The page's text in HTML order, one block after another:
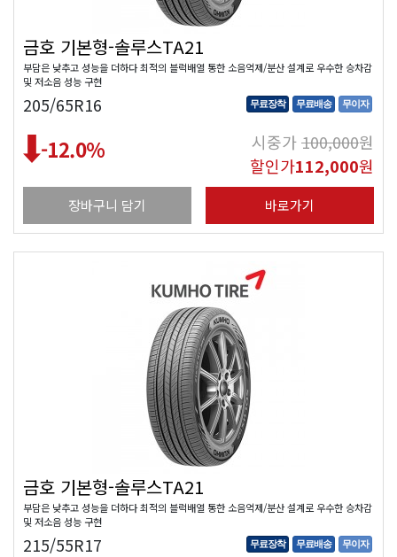
금호 기본형-솔루스TA21
부담은 낮추고 성능을 더하다 최적의 블럭배열 통한 소음억제/분산 설계로 우수한 승차감
및 저소음 성능 구현
205/65R16 무료장착 무료배송 무이자
-12.0% 시중가100,000원
할인가112,000원
장바구니 담기 바로가기
금호 기본형-솔루스TA21
부담은 낮추고 성능을 더하다 최적의 블럭배열 통한 소음억제/분산 설계로 우수한 승차감
및 저소음 성능 구현
215/55R17 무료장착 무료배송 무이자